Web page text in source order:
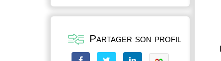
Partager son profil